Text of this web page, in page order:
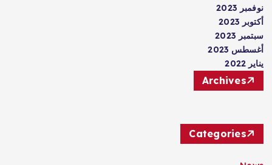
نوفمبر 2023
أكتوبر 2023
سبتمبر 2023
أغسطس 2023
يناير 2022
Archives
Categories